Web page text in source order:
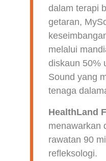
dalam terapi
getaran,
melalui
diskaun 50%
Sound yang
tenaga
HealthLand
menawarkan
rawatan 90
refleksologi.